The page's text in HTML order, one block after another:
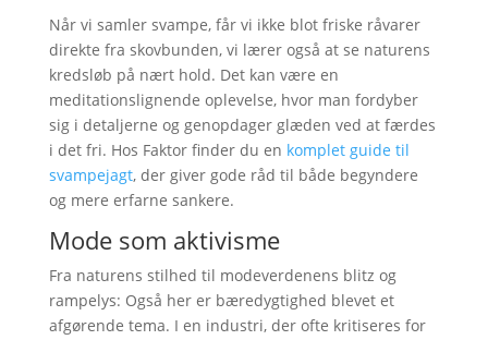
Når vi samler svampe, får vi ikke blot friske råvarer
direkte fra skovbunden, vi lærer også at se naturens
kredsløb på nært hold. Det kan være en
meditationslignende oplevelse, hvor man fordyber
sig i detaljerne og genopdager glæden ved at færdes
i det fri. Hos Faktor finder du en komplet guide til
svampejagt, der giver gode råd til både begyndere
og mere erfarne sankere.
Mode som aktivisme
Fra naturens stilhed til modeverdenens blitz og
rampelys: Også her er bæredygtighed blevet et
afgørende tema. I en industri, der ofte kritiseres for